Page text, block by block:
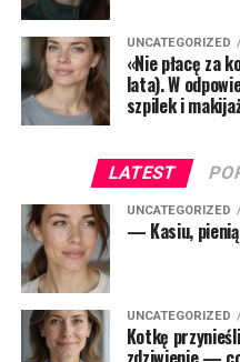
UNCATEGORIZED
«Nie płacę za
lata). W
szpilek i
LATEST
UNCATEGORIZED
— Kasiu,
UNCATEGORIZED
Kotkę